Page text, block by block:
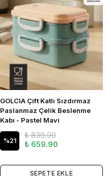
GOLCIA Çift Katlı Sızdırmaz
Paslanmaz Çelik Beslenme
Kabı - Pastel Mavi
%21
₺ 839.90
₺ 659.90
SEPETE EKLE